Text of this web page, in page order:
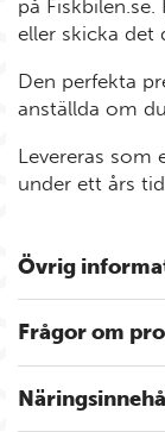
på
eller skicka det
Den perfekta
anställda om
Levereras som
under ett års
Övrig
Frågor om